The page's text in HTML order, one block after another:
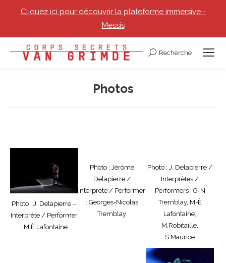
Cliquez ici pour découvrir la plateforme immersive -
Messis
Recherche
Recherche
Photos
Photo : J. Delapierre –
Interprète / Performer
: M.È Lafontaine
Photo : Jérôme
Delapierre /
Interprète / Performer
: Georges-Nicolas
Tremblay
Photo : J. Delapierre /
Interprètes /
Performers : G-N
Tremblay, M-È
Lafontaine,
M.Robitaille,
S.Maurice